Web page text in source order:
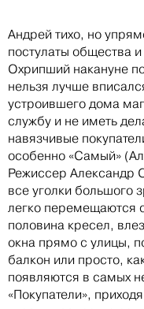
Андрей тихо, но
постулаты общества
Охрипший накануне
нельзя лучше
устроившего дома
службу и не иметь
навязчивые
особенно «Самый»
Режиссер Александр
все уголки большого
легко перемещаются
половина кресел,
окна прямо с улицы,
балкон или просто,
появляются в самых
«Покупатели»,